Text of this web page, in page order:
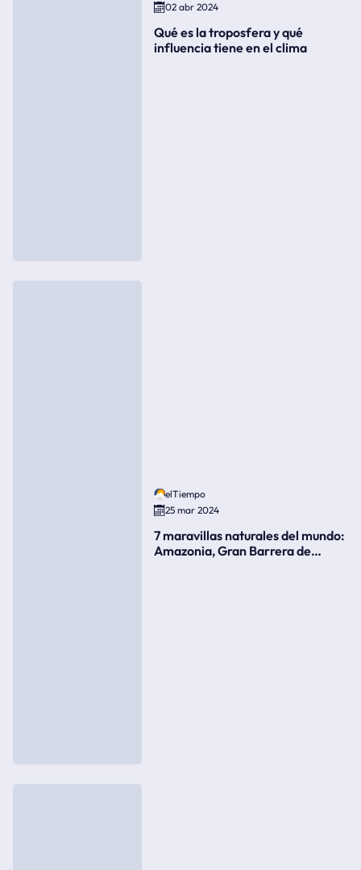
02 abr 2024
Qué es la troposfera y qué
influencia tiene en el clima
elTiempo
25 mar 2024
7 maravillas naturales del mundo:
Amazonia, Gran Barrera de